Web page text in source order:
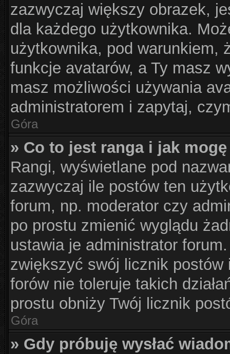
zazwyczaj większy obrazek,
dla każdego użytkownika.
użytkownika, pod warunkiem,
funkcje avatarów, a Ty masz
masz możliwości używania
administratorem i zapytaj,
Góra
» Co to jest ranga i jak
Rangi, wyświetlane pod
zazwyczaj ile postów ten
forum, np. moderator czy
po prostu zmienić wyglądu
ustawia je administrator
zwiększyć swój licznik
forów nie toleruje takich
prostu obniży Twój licznik
Góra
» Gdy próbuję wysłać